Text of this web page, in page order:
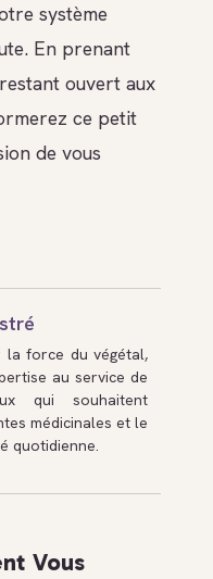
système
En prenant
ouvert aux
ce petit
de vous
la force du végétal,
au service de
qui souhaitent
médicinales et le
quotidienne.
Vous